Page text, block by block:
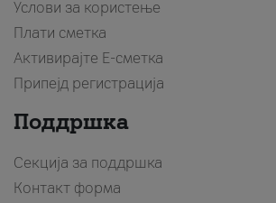
Услови за користење
Плати сметка
Активирајте Е-сметка
Припејд регистрација
Поддршка
Секција за поддршка
Контакт форма